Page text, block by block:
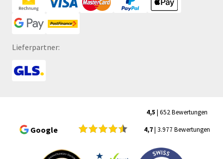
Lieferpartner:
4,5 | 652 Bewertungen
Google 4,7 | 3.977 Bewertungen